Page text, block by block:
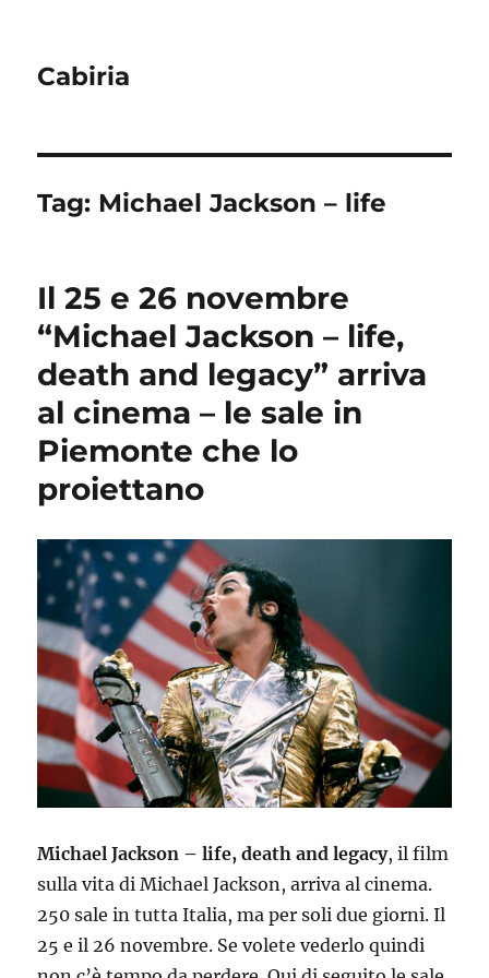
Cabiria
Tag: Michael Jackson – life
Il 25 e 26 novembre
“Michael Jackson – life,
death and legacy” arriva
al cinema – le sale in
Piemonte che lo
proiettano
Michael Jackson – life, death and legacy, il film
sulla vita di Michael Jackson, arriva al cinema.
250 sale in tutta Italia, ma per soli due giorni. Il
25 e il 26 novembre. Se volete vederlo quindi